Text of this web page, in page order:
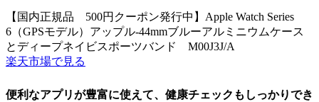
【国内正規品 500円クーポン発行中】Apple Watch Series
6（GPSモデル）アップル-44mmブルーアルミニウムケース
とディープネイビスポーツバンド M00J3J/A
楽天市場で見る
便利なアプリが豊富に使えて、健康チェックもしっかりでき